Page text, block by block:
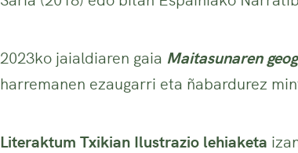
2023ko jaialdiaren gaia Maitasunaren
harremanen ezaugarri eta ñabardurez
Literaktum Txikian Ilustrazio lehiaketa